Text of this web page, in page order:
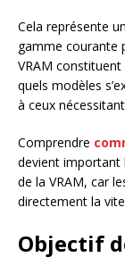
Cela représente
gamme courante
VRAM
quels modèles
à ceux
Comprendre
devient important
de la VRAM, car
directement la
Objectif